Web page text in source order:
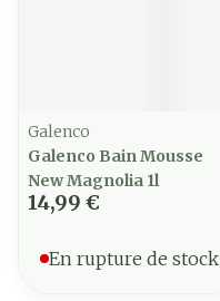
Galenco
Galenco Bain Mousse
New Magnolia 1l
14,99 €
En rupture de stock